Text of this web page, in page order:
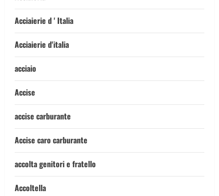
Acciaierie d ' Italia
Acciaierie d'italia
acciaio
Accise
accise carburante
Accise caro carburante
accolta genitori e fratello
Accoltella